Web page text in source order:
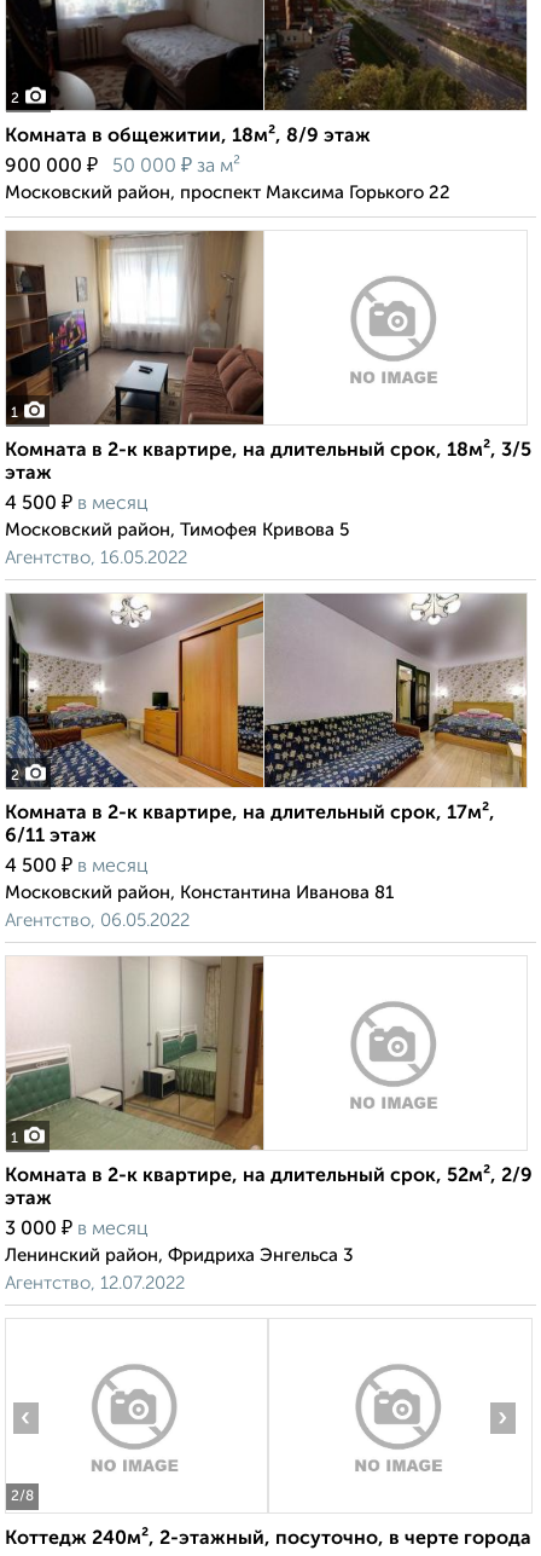
2
Комната в общежитии, 18м², 8/9 этаж
900 000 ₽ 50 000 ₽ за м²
Московский район, проспект Максима Горького 22
1
Комната в 2-к квартире, на длительный срок, 18м², 3/5
этаж
4 500 ₽ в месяц
Московский район, Тимофея Кривова 5
Агентство, 16.05.2022
2
Комната в 2-к квартире, на длительный срок, 17м²,
6/11 этаж
4 500 ₽ в месяц
Московский район, Константина Иванова 81
Агентство, 06.05.2022
1
Комната в 2-к квартире, на длительный срок, 52м², 2/9
этаж
3 000 ₽ в месяц
Ленинский район, Фридриха Энгельса 3
Агентство, 12.07.2022
2/8
‹ ›
Коттедж 240м², 2-этажный, посуточно, в черте города